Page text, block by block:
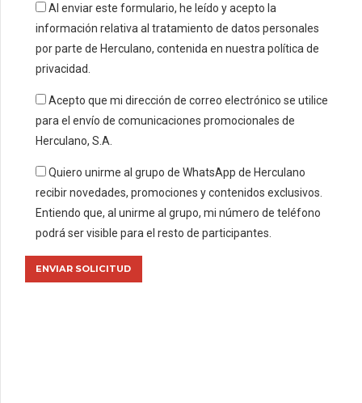
Al enviar este formulario, he leído y acepto la
información relativa al tratamiento de datos personales
por parte de Herculano, contenida en nuestra política de
privacidad.
Acepto que mi dirección de correo electrónico se utilice
para el envío de comunicaciones promocionales de
Herculano, S.A.
Quiero unirme al grupo de WhatsApp de Herculano
recibir novedades, promociones y contenidos exclusivos.
Entiendo que, al unirme al grupo, mi número de teléfono
podrá ser visible para el resto de participantes.